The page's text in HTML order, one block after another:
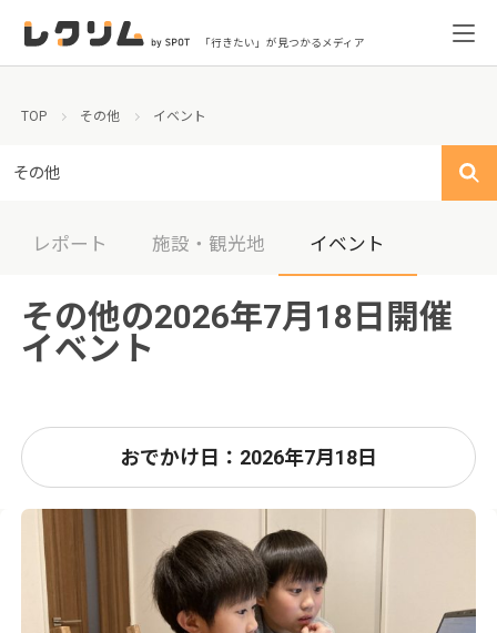
「行きたい」が見つかるメディア
TOP その他 イベント
その他
レポート 施設・観光地 イベント
その他の2026年7月18日開催
イベント
おでかけ日：2026年7月18日